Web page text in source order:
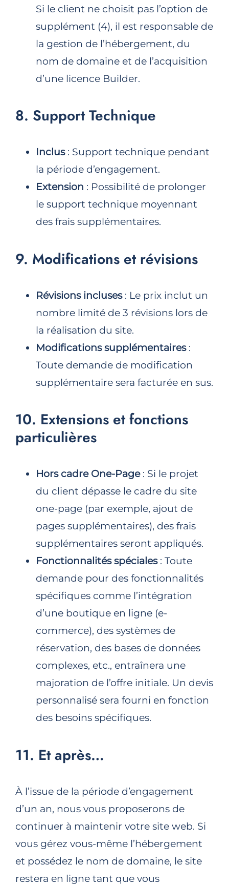
Si le client ne choisit pas l’option de
supplément (4), il est responsable de
la gestion de l’hébergement, du
nom de domaine et de l’acquisition
d’une licence Builder.
8. Support Technique
Inclus: Support technique pendant
la période d’engagement.
Extension : Possibilité de prolonger
le support technique moyennant
des frais supplémentaires.
9. Modifications et révisions
Révisions incluses: Le prix inclut un
nombre limité de 3 révisions lors de
la réalisation du site.
Modifications supplémentaires:
Toute demande de modification
supplémentaire sera facturée en sus.
10. Extensions et fonctions
particulières
Hors cadre One-Page: Si le projet
du client dépasse le cadre du site
one-page (par exemple, ajout de
pages supplémentaires), des frais
supplémentaires seront appliqués.
Fonctionnalités spéciales: Toute
demande pour des fonctionnalités
spécifiques comme l’intégration
d’une boutique en ligne (e-
commerce), des systèmes de
réservation, des bases de données
complexes, etc., entraînera une
majoration de l’offre initiale. Un devis
personnalisé sera fourni en fonction
des besoins spécifiques.
11. Et après…
À l’issue de la période d’engagement
d’un an, nous vous proposerons de
continuer à maintenir votre site web. Si
vous gérez vous-même l’hébergement
et possédez le nom de domaine, le site
restera en ligne tant que vous